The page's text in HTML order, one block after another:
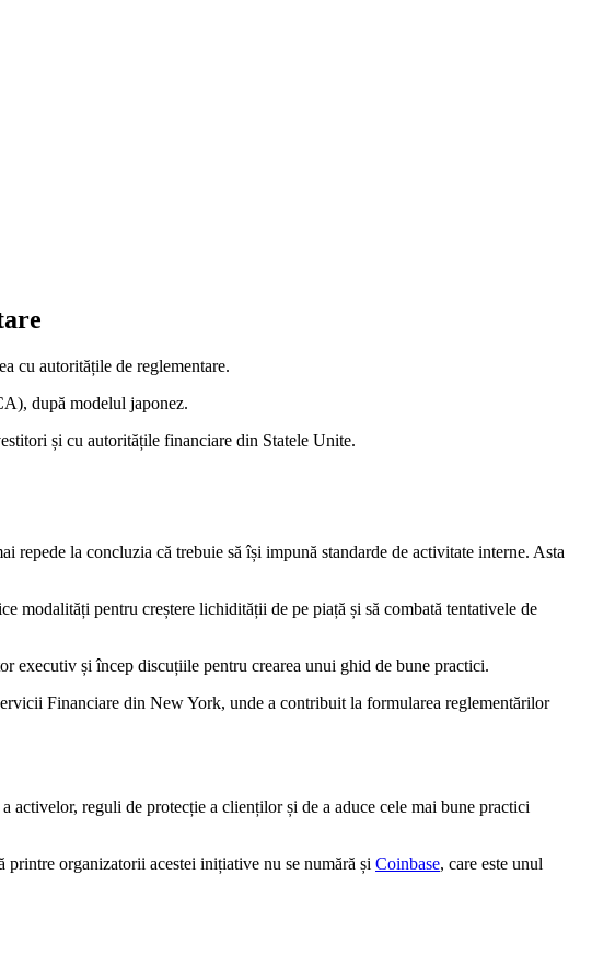
cu autoritățile de reglementare.
după modelul japonez.
și cu autoritățile financiare din Statele Unite.
repede la concluzia că trebuie să își impună standarde de activitate interne. Asta
modalități pentru creștere lichidității de pe piață și să combată tentativele de
executiv și încep discuțiile pentru crearea unui ghid de bune practici.
Financiare din New York, unde a contribuit la formularea reglementărilor
reguli de protecție a clienților și de a aduce cele mai bune practici
organizatorii acestei inițiative nu se numără și Coinbase, care este unul